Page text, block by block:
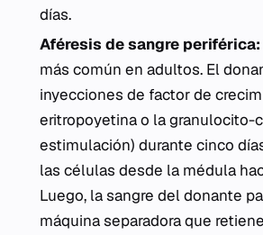
días.
Aféresis de sangre periférica:
más común en adultos. El
inyecciones de factor de
eritropoyetina o la granulocito-
estimulación) durante cinco
las células desde la médula
Luego, la sangre del donante
máquina separadora que